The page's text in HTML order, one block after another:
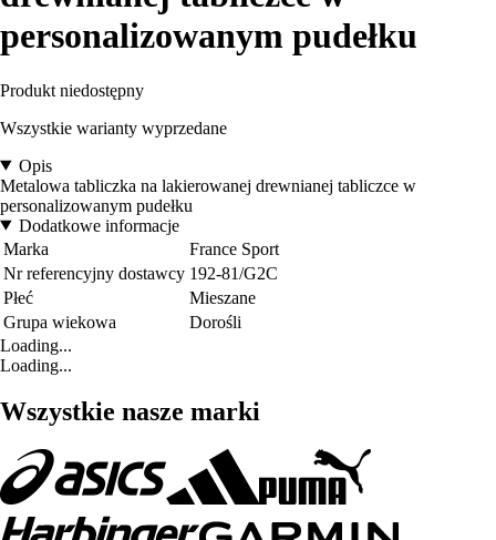
personalizowanym pudełku
Produkt niedostępny
Wszystkie warianty wyprzedane
Opis
Metalowa tabliczka na lakierowanej drewnianej tabliczce w
personalizowanym pudełku
Dodatkowe informacje
Marka
France Sport
Nr referencyjny dostawcy 192-81/G2C
Płeć
Mieszane
Grupa wiekowa
Dorośli
Loading...
Loading...
Wszystkie nasze marki